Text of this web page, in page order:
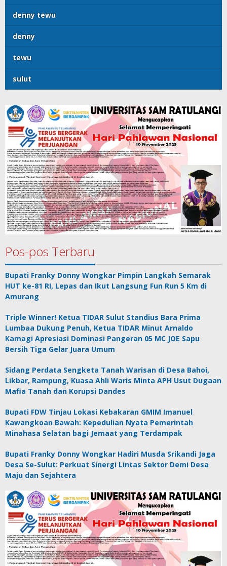
denny tewu
denny
tewu
sulut
Pos-pos Terbaru
Bupati Franky Donny Wongkar Pimpin Langkah Semarak
HUT ke-81 RI, Lepas dan Ikut Langsung Fun Run 5 Km di
Amurang
Triple Winner! Ketua TIDAR Sulut Standius Bara Prima
Lumbaa Dukung Penuh, Ketua TIDAR Minut Arnaldo
Kamagi Apresiasi Dominasi Pangeran 05 MC JOE Sapu
Bersih Tiga Gelar Juara Umum
Sidang Perdata Sengketa Tanah Warisan di Desa Bahoi,
Likbar, Rampung, Kuasa Ahli Waris Minta APH Usut Dugaan
Mafia Tanah dan Korupsi Dandes
Bupati FDW Tinjau Lokasi Kebakaran GMIM Imanuel
Kawangkoan Bawah: Kepedulian Nyata Pemerintah
Minahasa Selatan bagi Jemaat yang Terdampak
Bupati Franky Donny Wongkar Hadiri Musda Srikandi Jaga
Desa Se-Sulut: Perkuat Sinergi Lintas Sektor Demi Desa
Maju dan Sejahtera